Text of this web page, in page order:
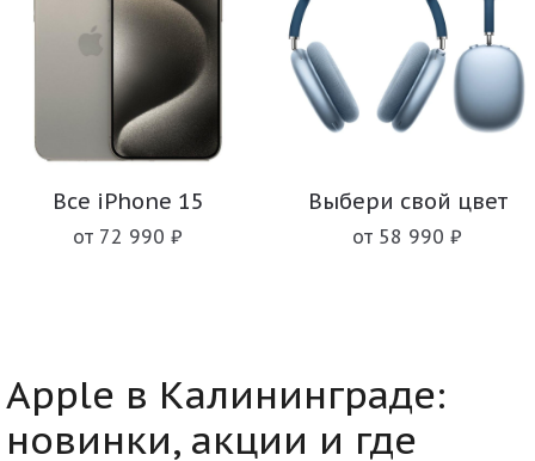
Все iPhone 15
от 72 990 ₽
Выбери свой цвет
от 58 990 ₽
Apple в Калининграде:
новинки, акции и где